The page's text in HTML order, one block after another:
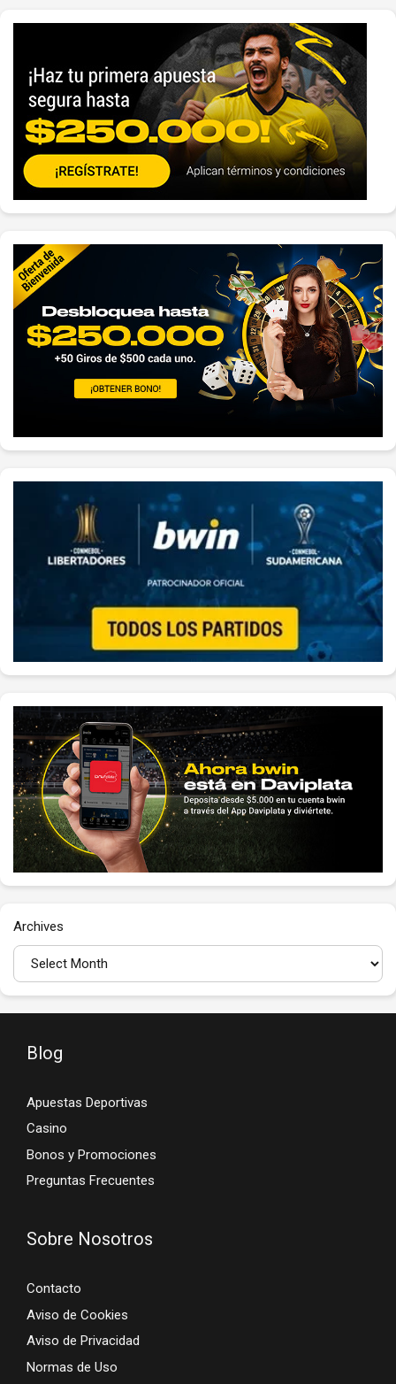
Archives
Blog
Apuestas Deportivas
Casino
Bonos y Promociones
Preguntas Frecuentes
Sobre Nosotros
Contacto
Aviso de Cookies
Aviso de Privacidad
Normas de Uso